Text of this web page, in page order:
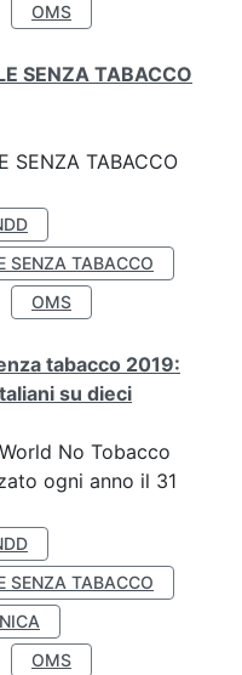
OMS
SENZA TABACCO
SENZA TABACCO
SENZA TABACCO
OMS
tabacco 2019:
su dieci
No Tobacco
ogni anno il 31
SENZA TABACCO
OMS